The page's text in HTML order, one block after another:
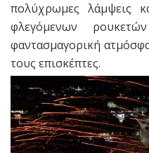
πολύχρωμες λάμψεις
φλεγόμενων
φαντασμαγορική
τους επισκέπτες.